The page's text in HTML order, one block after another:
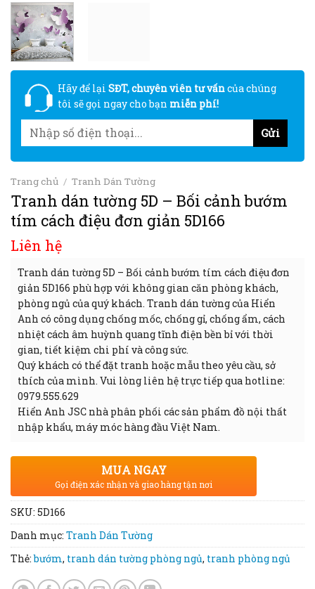
Hãy để lại SĐT, chuyên viên tư vấncủa chúng
tôi sẽ gọi ngay cho bạn miễn phí!
Trang chủ / Tranh Dán Tường
Tranh dán tường 5D – Bối cảnh bướm
tím cách điệu đơn giản 5D166
Liên hệ
Tranh dán tường 5D – Bối cảnh bướm tím cách điệu đơn
giản 5D166 phù hợp với không gian căn phòng khách,
phòng ngủ của quý khách. Tranh dán tường của Hiển
Anh có công dụng chống mốc, chống gỉ, chống ẩm, cách
nhiệt cách âm huỳnh quang tĩnh điện bền bỉ với thời
gian, tiết kiệm chi phí và công sức.
Quý khách có thể đặt tranh hoặc mẫu theo yêu cầu, sở
thích của mình. Vui lòng liên hệ trực tiếp qua hotline:
0979.555.629
Hiển Anh JSC nhà phân phối các sản phẩm đồ nội thất
nhập khẩu, máy móc hàng đầu Việt Nam.
MUA NGAY
Gọi điện xác nhận và giao hàng tận nơi
SKU: 5D166
Danh mục: Tranh Dán Tường
Thẻ:bướm, tranh dán tường phòng ngủ, tranh phòng ngủ